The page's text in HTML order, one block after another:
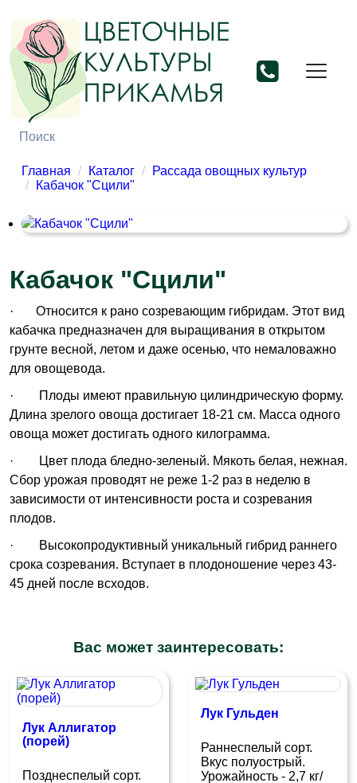
Главная Каталог
Рассада овощных культур
Кабачок "Сцили"
Кабачок "Сцили"
·
Относится к рано созревающим гибридам. Этот вид
кабачка предназначен для выращивания в открытом
грунте весной, летом и даже осенью, что немаловажно
для овощевода.
·
Плоды имеют правильную цилиндрическую форму.
Длина зрелого овоща достигает 18-21 см. Масса одного
овоща может достигать одного килограмма.
·
Цвет плода бледно-зеленый. Мякоть белая, нежная.
Сбор урожая проводят не реже 1-2 раз в неделю в
зависимости от интенсивности роста и созревания
плодов.
·
Высокопродуктивный уникальный гибрид раннего
срока созревания. Вступает в плодоношение через 43-
45 дней после всходов.
Вас может заинтересовать:
Лук Аллигатор
(порей)
Позднеспелый сорт.
Лук Гульден
Раннеспелый сорт.
Вкус полуострый.
Урожайность - 2,7 кг/